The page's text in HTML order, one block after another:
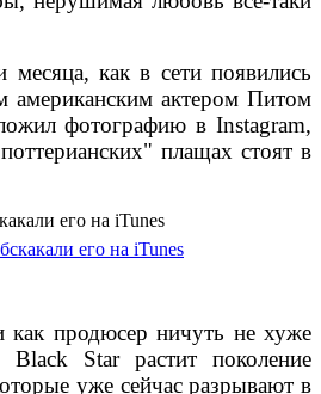
как в сети появились
актером Питом
фотографию в Instagram,
плащах стоят в
его на iTunes
как продюсер ничуть не хуже
Star растит поколение
уже сейчас разрывают в